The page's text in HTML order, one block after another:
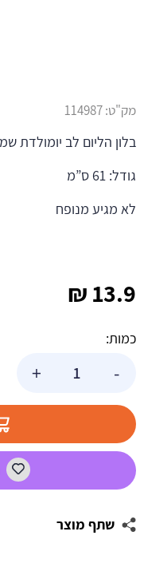
13.9
₪
כמות:
-
יומולדת
פסטל
+
שתף מוצר
מק"ט:114987
בלון הליום לב יומולדת
גודל: 61 ס”מ
לא מגיע מנופח